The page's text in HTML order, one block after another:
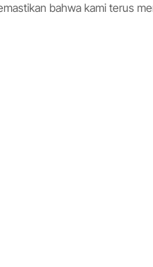
bahwa kami terus